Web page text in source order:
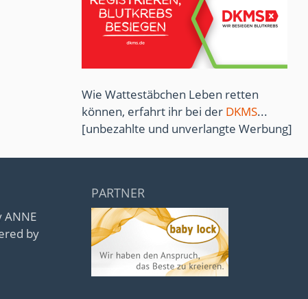
Wie Wattestäbchen Leben retten
können, erfahrt ihr bei der DKMS...
[unbezahlte und unverlangte Werbung]
ANNE
by
PARTNER